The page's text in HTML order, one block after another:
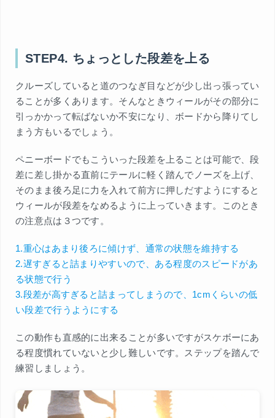
STEP4. ちょっとした段差を上る
クルーズしていると道のつなぎ目などが少し出っ張ってい
ることが多くあります。そんなときウィールがその部分に
引っかかって転ばないか不安になり、ボードから降りてし
まう方もいるでしょう。
ペニーボードでもこういった段差を上ることは可能で、段
差に差し掛かる直前にテールに軽く踏んでノーズを上げ、
そのまま後ろ足に力を入れて前方に押しだすようにすると
ウィールが段差をなめるように上っていきます。このとき
の注意点は３つです。
1.重心はあまり後ろに傾けず、通常の状態を維持する
2.遅すぎると詰まりやすいので、ある程度のスピードがあ
る状態で行う
3.段差が高すぎると詰まってしまうので、1cmくらいの低
い段差で行うようにする
この動作も直感的に出来ることが多いですがスケボーにあ
る程度慣れていないと少し難しいです。ステップを踏んで
練習しましょう。